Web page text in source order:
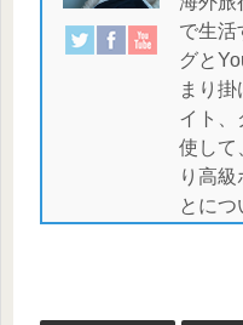
で生活
グと
まり
イト、
使して
り高
とにつ